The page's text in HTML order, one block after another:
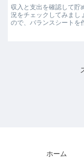
収入と支出を確認して貯
況をチェックしてみまし
ので、バランスシートを
ホーム